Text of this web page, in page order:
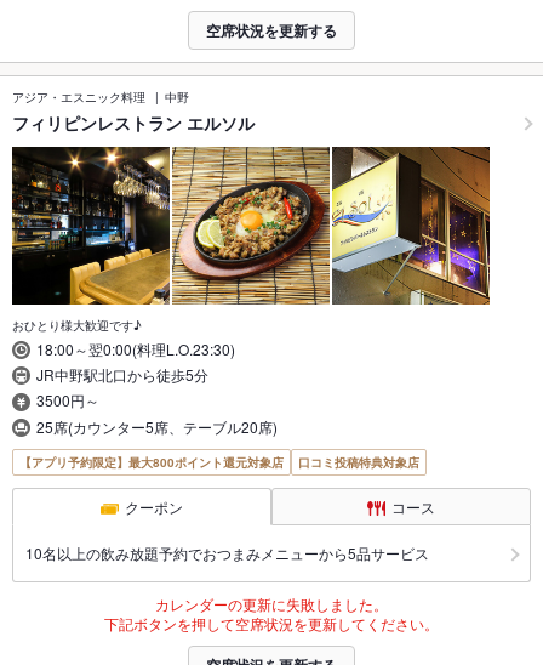
空席状況を更新する
アジア・エスニック料理 中野
フィリピンレストラン エルソル
おひとり様大歓迎です♪
18:00～翌0:00(料理L.O.23:30)
JR中野駅北口から徒歩5分
3500円～
25席(カウンター5席、テーブル20席)
【アプリ予約限定】最大800ポイント還元対象店 口コミ投稿特典対象店
クーポン コース
10名以上の飲み放題予約でおつまみメニューから5品サービス
カレンダーの更新に失敗しました。
下記ボタンを押して空席状況を更新してください。